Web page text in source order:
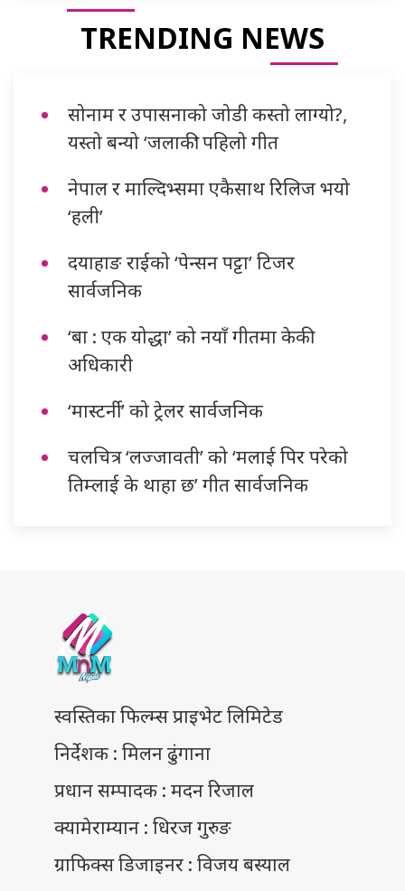
TRENDING NEWS
सोनाम र उपासनाको जोडी कस्तो लाग्यो?,
यस्तो बन्यो ‘जलाकी’ पहिलो गीत
नेपाल र माल्दिभ्समा एकैसाथ रिलिज भयो
‘हली’
दयाहाङ राईको ‘पेन्सन पट्टा’ टिजर
सार्वजनिक
‘बा : एक योद्धा’ को नयाँ गीतमा केकी
अधिकारी
‘मास्टर्नी’ को ट्रेलर सार्वजनिक
चलचित्र ‘लज्जावती’ को ‘मलाई पिर परेको
तिम्लाई के थाहा छ’ गीत सार्वजनिक
स्वस्तिका फिल्म्स प्राइभेट लिमिटेड
निर्देशक : मिलन ढुंगाना
प्रधान सम्पादक : मदन रिजाल
क्यामेराम्यान : धिरज गुरुङ
ग्राफिक्स डिजाइनर : विजय बस्याल